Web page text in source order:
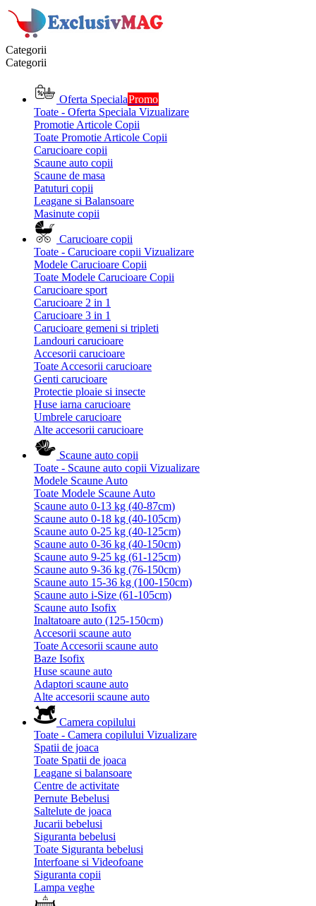
Categorii
Categorii
Oferta SpecialaPromo
Toate - Oferta Speciala Vizualizare
Promotie Articole Copii
Toate Promotie Articole Copii
Carucioare copii
Scaune auto copii
Scaune de masa
Patuturi copii
Leagane si Balansoare
Masinute copii
Carucioare copii
Toate - Carucioare copii Vizualizare
Modele Carucioare Copii
Toate Modele Carucioare Copii
Carucioare sport
Carucioare 2 in 1
Carucioare 3 in 1
Carucioare gemeni si tripleti
Landouri carucioare
Accesorii carucioare
Toate Accesorii carucioare
Genti carucioare
Protectie ploaie si insecte
Huse iarna carucioare
Umbrele carucioare
Alte accesorii carucioare
Scaune auto copii
Toate - Scaune auto copii Vizualizare
Modele Scaune Auto
Toate Modele Scaune Auto
Scaune auto 0-13 kg (40-87cm)
Scaune auto 0-18 kg (40-105cm)
Scaune auto 0-25 kg (40-125cm)
Scaune auto 0-36 kg (40-150cm)
Scaune auto 9-25 kg (61-125cm)
Scaune auto 9-36 kg (76-150cm)
Scaune auto 15-36 kg (100-150cm)
Scaune auto i-Size (61-105cm)
Scaune auto Isofix
Inaltatoare auto (125-150cm)
Accesorii scaune auto
Toate Accesorii scaune auto
Baze Isofix
Huse scaune auto
Adaptori scaune auto
Alte accesorii scaune auto
Camera copilului
Toate - Camera copilului Vizualizare
Spatii de joaca
Toate Spatii de joaca
Leagane si balansoare
Centre de activitate
Pernute Bebelusi
Saltelute de joaca
Jucarii bebelusi
Siguranta bebelusi
Toate Siguranta bebelusi
Interfoane si Videofoane
Siguranta copii
Lampa veghe